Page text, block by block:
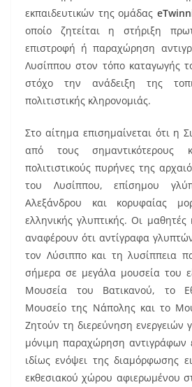
εκπαιδευτικών της ομάδας
οποίο ζητείται η στήριξη
επιστροφή ή παραχώρηση
Λυσίππου στον τόπο καταγωγής
στόχο την ανάδειξη της
πολιτιστικής κληρονομιάς.
Στο αίτημα επισημαίνεται ότι η
από τους σημαντικότερους
πολιτιστικούς πυρήνες της
του Λυσίππου, επίσημου
Αλεξάνδρου και κορυφαίας
ελληνικής γλυπτικής. Οι μαθητές
αναφέρουν ότι αντίγραφα
τον Λύσιππο και τη λυσίππεια
σήμερα σε μεγάλα μουσεία του
Μουσεία του Βατικανού, το
Μουσείο της Νάπολης και το
Ζητούν τη διερεύνηση ενεργειών
μόνιμη παραχώρηση αντιγράφων
ιδίως ενόψει της διαμόρφωσης
εκθεσιακού χώρου αφιερωμένου